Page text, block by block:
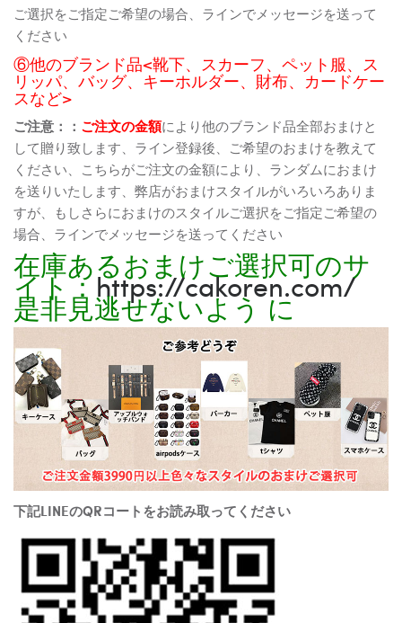
ご選択をご指定ご希望の場合、ラインでメッセージを送って
ください
⑥他のブランド品<靴下、スカーフ、ペット服、ス
リッパ、バッグ、キーホルダー、財布、カードケー
スなど>
ご注意：： ご注文の金額により他のブランド品全部おまけと
して贈り致します、ライン登録後、ご希望のおまけを教えて
ください、こちらがご注文の金額により、ランダムにおまけ
を送りいたします、弊店がおまけスタイルがいろいろありま
すが、もしさらにおまけのスタイルご選択をご指定ご希望の
場合、ラインでメッセージを送ってください
在庫あるおまけご選択可のサ
イト：https://cakoren.com/
是非見逃せないよう に
下記LINEのQRコートをお読み取ってください